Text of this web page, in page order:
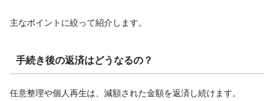
主なポイントに絞って紹介します。
手続き後の返済はどうなるの？
任意整理や個人再生は、減額された金額を返済し続けます。